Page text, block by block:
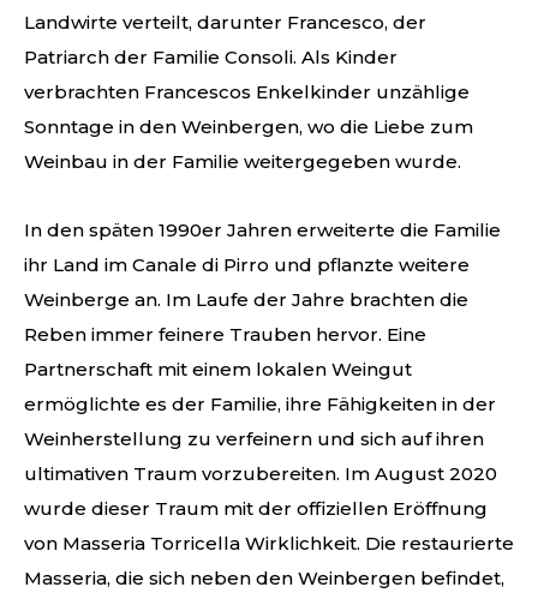
Landwirte verteilt, darunter Francesco, der
Patriarch der Familie Consoli. Als Kinder
verbrachten Francescos Enkelkinder unzählige
Sonntage in den Weinbergen, wo die Liebe zum
Weinbau in der Familie weitergegeben wurde.
In den späten 1990er Jahren erweiterte die Familie
ihr Land im Canale di Pirro und pflanzte weitere
Weinberge an. Im Laufe der Jahre brachten die
Reben immer feinere Trauben hervor. Eine
Partnerschaft mit einem lokalen Weingut
ermöglichte es der Familie, ihre Fähigkeiten in der
Weinherstellung zu verfeinern und sich auf ihren
ultimativen Traum vorzubereiten. Im August 2020
wurde dieser Traum mit der offiziellen Eröffnung
von Masseria Torricella Wirklichkeit. Die restaurierte
Masseria, die sich neben den Weinbergen befindet,